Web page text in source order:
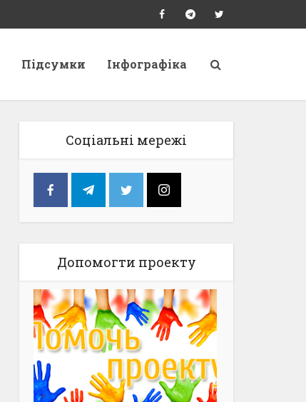
Підсумки Інфографіка
Соціальні мережі
Допомогти проекту